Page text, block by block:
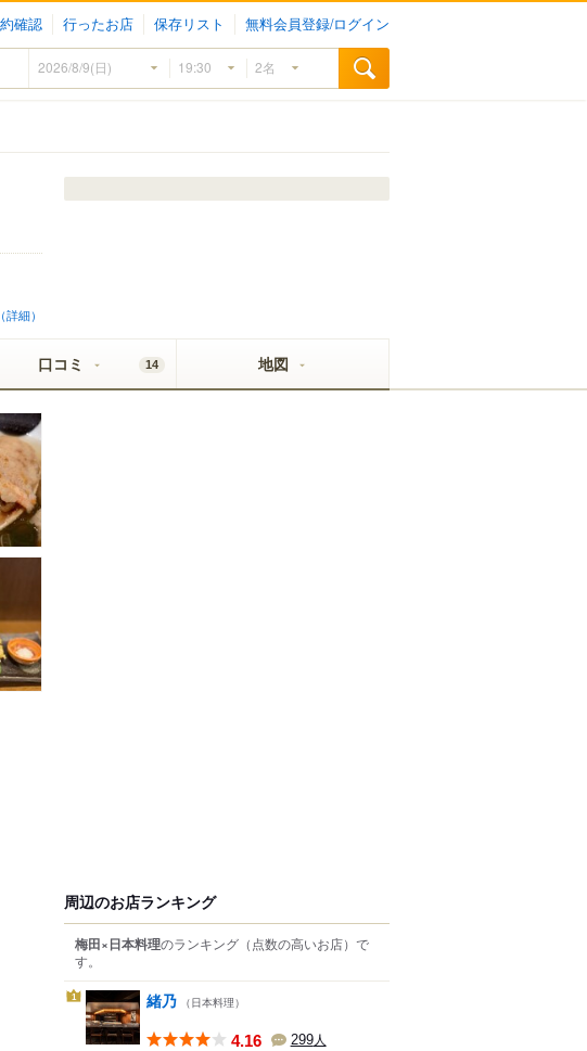
確認 行ったお店 保存リスト 無料会員登録/ログイン
細）
口コミ 14 地図
周辺のお店ランキング
梅田×日本料理のランキング （点数の高いお店） で
す。
1 緒乃 （日本料理）
4.16 299人